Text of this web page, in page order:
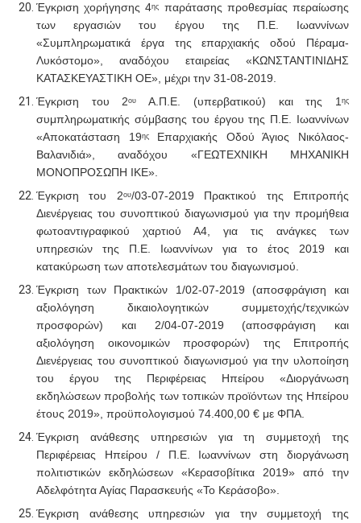
Έγκριση χορήγησης 4ης
παράτασης προθεσμίας περαίωσης
των εργασιών του έργου της Π.Ε. Ιωαννίνων
«Συμπληρωματικά έργα της επαρχιακής οδού Πέραμα-
Λυκόστομο», αναδόχου εταιρείας «ΚΩΝΣΤΑΝΤΙΝΙΔΗΣ
ΚΑΤΑΣΚΕΥΑΣΤΙΚΗ ΟΕ», μέχρι την 31-08-2019.
Έγκριση του 2ου Α.Π.Ε. (υπερβατικού) και της 1ης
συμπληρωματικής σύμβασης του έργου της Π.Ε. Ιωαννίνων
«Αποκατάσταση 19ηςΕπαρχιακής Οδού Άγιος Νικόλαος-
Βαλανιδιά», αναδόχου «ΓΕΩΤΕΧΝΙΚΗ ΜΗΧΑΝΙΚΗ
ΜΟΝΟΠΡΟΣΩΠΗ ΙΚΕ».
Έγκριση του 2ου/03-07-2019 Πρακτικού της Επιτροπής
Διενέργειας του συνοπτικού διαγωνισμού για την προμήθεια
φωτοαντιγραφικού χαρτιού Α4, για τις ανάγκες των
υπηρεσιών της Π.Ε. Ιωαννίνων για το έτος 2019 και
κατακύρωση των αποτελεσμάτων του διαγωνισμού.
Έγκριση των Πρακτικών 1/02-07-2019 (αποσφράγιση και
αξιολόγηση δικαιολογητικών συμμετοχής/τεχνικών
προσφορών) και 2/04-07-2019 (αποσφράγιση και
αξιολόγηση οικονομικών προσφορών) της Επιτροπής
Διενέργειας του συνοπτικού διαγωνισμού για την υλοποίηση
του έργου της Περιφέρειας Ηπείρου «Διοργάνωση
εκδηλώσεων προβολής των τοπικών προϊόντων της Ηπείρου
έτους 2019», προϋπολογισμού 74.400,00 € με ΦΠΑ.
Έγκριση ανάθεσης υπηρεσιών για τη συμμετοχή της
Περιφέρειας Ηπείρου / Π.Ε. Ιωαννίνων στη διοργάνωση
πολιτιστικών εκδηλώσεων «Κερασοβίτικα 2019» από την
Αδελφότητα Αγίας Παρασκευής «Το Κεράσοβο».
Έγκριση ανάθεσης υπηρεσιών για την συμμετοχή της